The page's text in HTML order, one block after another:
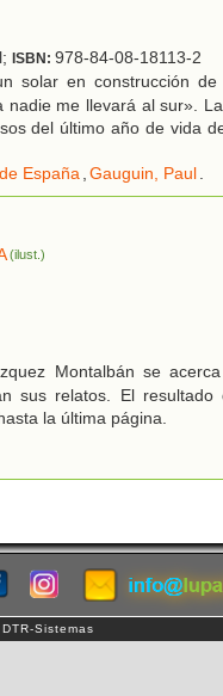
ISBN: 978-84-08-18113-2
solar en construcción
nadie me llevará al sur».
del último año de vida
España,Gauguin, Paul.
(ilust.)
Montalbán se
sus relatos. El resultado
la última página.
Sistemas